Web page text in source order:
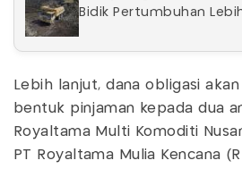
Bidik Pertumbuhan
Lebih lanjut, dana obligasi
bentuk pinjaman kepada dua
Royaltama Multi Komoditi
PT Royaltama Mulia Kencana